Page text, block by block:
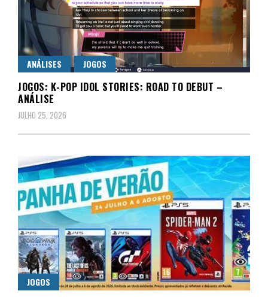
ANÁLISES JOGOS
JOGOS: K-POP IDOL STORIES: ROAD TO DEBUT –
ANÁLISE
JULHO 25, 2026
JOGOS